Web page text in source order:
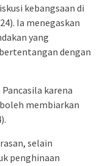
kebangsaan di
Ia menegaskan
yang
dengan
karena
membiarkan
selain
penghinaan